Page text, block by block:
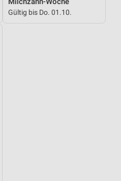
Gültig bis Do. 01.10.